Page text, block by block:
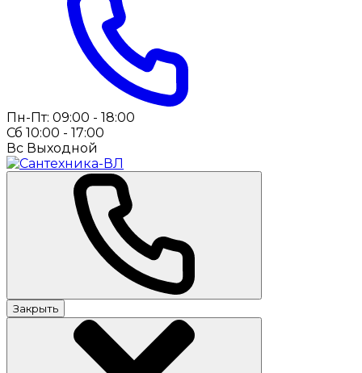
Пн-Пт: 09:00 - 18:00
Сб 10:00 - 17:00
Вс Выходной
Закрыть